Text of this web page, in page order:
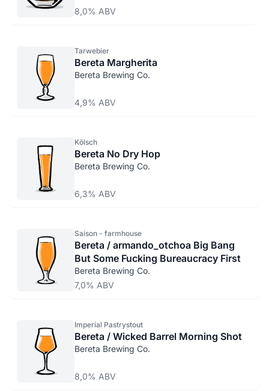
8,0% ABV
Tarwebier
Bereta Margherita
Bereta Brewing Co.
4,9% ABV
Kölsch
Bereta No Dry Hop
Bereta Brewing Co.
6,3% ABV
Saison - farmhouse
Bereta / armando_otchoa Big Bang
But Some Fucking Bureaucracy First
Bereta Brewing Co.
7,0% ABV
Imperial Pastrystout
Bereta / Wicked Barrel Morning Shot
Bereta Brewing Co.
8,0% ABV